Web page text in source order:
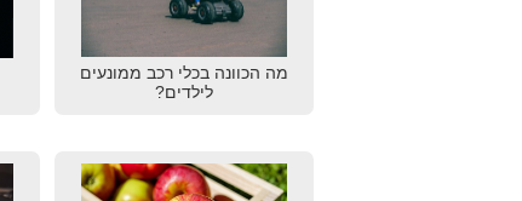
מה הכוונה בכלי רכב ממונעים
לילדים?